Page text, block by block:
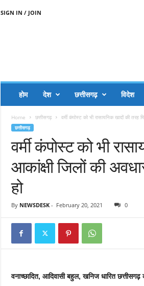
SIGN IN / JOIN
होम देश छत्तीसगढ़ विदेश
Home छत्तीसगढ़ वर्मी कंपोस्ट को भी रासायनिक खादों की तरह
छत्तीसगढ़
वर्मी कंपोस्ट को भी
आकांक्षी जिलों की
हो
By NEWSDESK- February 20, 2021 0
वनाच्छादित, आदिवासी बहुल, खनिज धारित